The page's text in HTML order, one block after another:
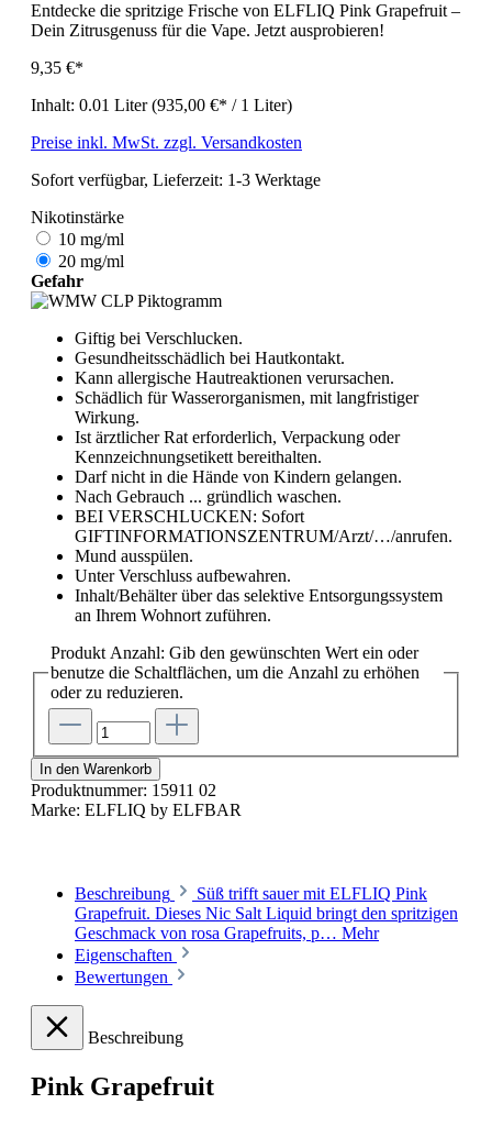
Entdecke die spritzige Frische von ELFLIQ Pink Grapefruit –
Dein Zitrusgenuss für die Vape. Jetzt ausprobieren!
9,35 €*
Inhalt: 0.01 Liter(935,00 €* / 1 Liter)
Preise inkl. MwSt. zzgl. Versandkosten
Sofort verfügbar, Lieferzeit: 1-3 Werktage
Nikotinstärke
10 mg/ml
20 mg/ml
Gefahr
Giftig bei Verschlucken.
Gesundheitsschädlich bei Hautkontakt.
Kann allergische Hautreaktionen verursachen.
Schädlich für Wasserorganismen, mit langfristiger
Wirkung.
Ist ärztlicher Rat erforderlich, Verpackung oder
Kennzeichnungsetikett bereithalten.
Darf nicht in die Hände von Kindern gelangen.
Nach Gebrauch ... gründlich waschen.
BEI VERSCHLUCKEN: Sofort
GIFTINFORMATIONSZENTRUM/Arzt/…/anrufen.
Mund ausspülen.
Unter Verschluss aufbewahren.
Inhalt/Behälter über das selektive Entsorgungssystem
an Ihrem Wohnort zuführen.
Produkt Anzahl: Gib den gewünschten Wert ein oder
benutze die Schaltflächen, um die Anzahl zu erhöhen
oder zu reduzieren.
In den Warenkorb
Produktnummer: 15911 02
Marke: ELFLIQ by ELFBAR
Beschreibung
Süß trifft sauer mit ELFLIQ Pink
Grapefruit. Dieses Nic Salt Liquid bringt den spritzigen
Geschmack von rosa Grapefruits, p… Mehr
Eigenschaften
Bewertungen
Beschreibung
Pink Grapefruit